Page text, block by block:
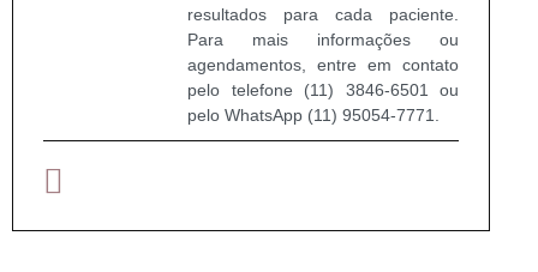
resultados para cada paciente.
Para mais informações ou
agendamentos, entre em contato
pelo telefone (11) 3846-6501 ou
pelo WhatsApp (11) 95054-7771.